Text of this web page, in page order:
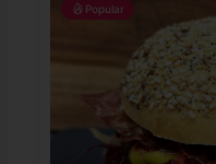
Popular